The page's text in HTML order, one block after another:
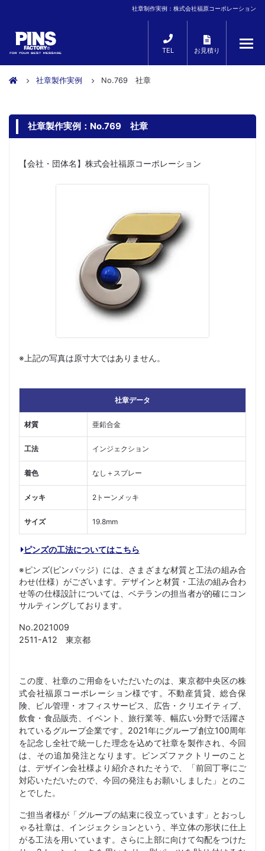
社章制作実例：株式会社福原コーポレーション
TEL お見積り
社章製作実例 No.769 社章
社章製作実例：No.769 社章
【会社・団体名】株式会社福原コーポレーション
※上記の写真は原寸大ではありません。
社章データ
材質 亜鉛合金
工法 インジェクション
着色 なし＋スプレー
メッキ 2トーンメッキ
サイズ 19.8mm
ピンズの工法についてはこちら
※ピンズ(ピンバッジ）には、さまざまな材質と工法の組み合
わせ(仕様）がございます。デザインと材質・工法の組み合わ
せ等の仕様設計については、ベテランの担当者が的確にコン
サルティングしております。
No.2021009
2511-A12 東京都
この度、社章のご用命をいただいたのは、東京都中央区の株
式会社福原コーポレーション様です。不動産賃貸、総合保
険、ビル管理・オフィスサービス、広告・クリエイティブ、
飲食・食品販売、イベント、旅行業等、幅広い分野で活躍さ
れているグループ企業です。2021年にグループ創立100周年
を記念し全社で統一した理念を込めて社章を製作され、今回
は、その追加発注となります。ピンズファクトリーのこと
は、デザイン会社様より紹介されたそうで、「前回丁寧にご
対応いただいたので、今回の発注もお願いしました」とのこ
とでした。
ご担当者様が「グループの結束に役立っています」とおっし
ゃる社章は、インジェクションという、半立体の形状に仕上
がる工法を用いています。さらに上部に向けて勾配をつけた